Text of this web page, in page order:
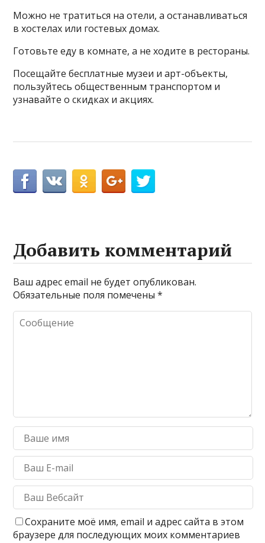
Можно не тратиться на отели, а останавливаться
в хостелах или гостевых домах.
Готовьте еду в комнате, а не ходите в рестораны.
Посещайте бесплатные музеи и арт-объекты,
пользуйтесь общественным транспортом и
узнавайте о скидках и акциях.
Добавить комментарий
Ваш адрес email не будет опубликован.
Обязательные поля помечены*
Сохраните моё имя, email и адрес сайта в этом
браузере для последующих моих комментариев